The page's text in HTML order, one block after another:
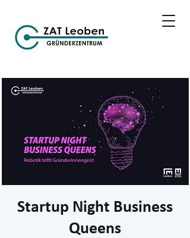
Startup Night Business
Queens